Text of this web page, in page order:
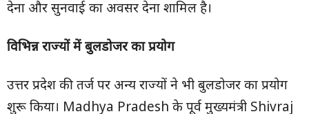
देना और सुनवाई का अवसर देना शामिल है।
विभिन्न राज्यों में बुलडोजर का प्रयोग
उत्तर प्रदेश की तर्ज पर अन्य राज्यों ने भी बुलडोजर का प्रयोग
शुरू किया। Madhya Pradesh के पूर्व मुख्यमंत्री Shivraj